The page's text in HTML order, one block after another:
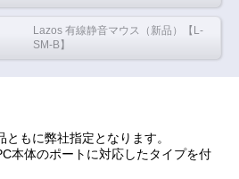
Lazos 有線静音マウス（新品）【L-
SM-B】
もに弊社指定となります。
本体のポートに対応したタイプを付